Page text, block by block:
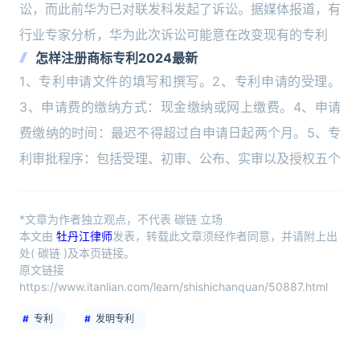
讼，而此前华为已对联发科发起了诉讼。据媒体报道，有
行业专家分析，华为此次诉讼可能意在改变现有的专利
怎样注册商标专利2024最新
1、专利申请文件的填写和撰写。2、专利申请的受理。
3、申请费的缴纳方式：现金缴纳或网上缴费。4、申请
费缴纳的时间：最迟不得超过自申请日起两个月。5、专
利审批程序：包括受理、初审、公布、实审以及授权五个
*文章为作者独立观点，不代表 碳链 立场
本文由 牡丹江律师发表，转载此文章须经作者同意，并请附上出
处( 碳链 )及本页链接。
原文链接
https://www.itanlian.com/learn/shishichanquan/50887.html
专利 发明专利